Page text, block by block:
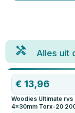
Alles uit
€13,96
Woodies Ultimate
4x30mm Torx-20